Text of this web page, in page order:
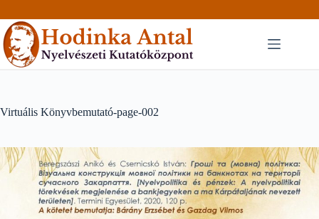
to
content
Virtuális Könyvbemutató-page-002